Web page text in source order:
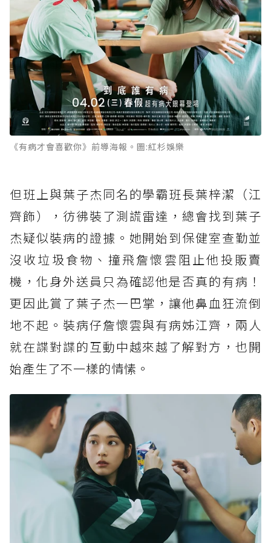
《有病才會喜歡你》前導海報。圖:紅杉娛樂
但班上與葉子杰同名的學霸班長葉梓潔（江
齊飾），彷彿裝了測謊雷達，總會找到葉子
杰疑似裝病的證據。她開始到保健室查勤並
沒收垃圾食物、撞飛詹懷雲阻止他投販賣
機，化身外送員只為確認他是否真的有病！
更因此賞了葉子杰一巴掌，讓他鼻血狂流倒
地不起。裝病仔詹懷雲與有病姊江齊，兩人
就在諜對諜的互動中越來越了解對方，也開
始產生了不一樣的情愫。